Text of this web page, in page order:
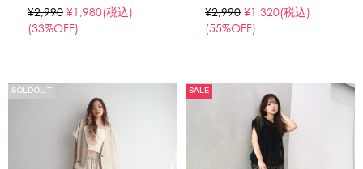
¥2,990 ¥1,980(税込)
(33%OFF)
¥2,990 ¥1,320(税込)
(55%OFF)
SOLDOUT SALE